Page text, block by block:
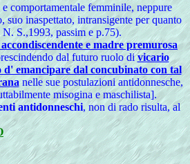
comportamentale femminile, neppure
inaspettato, intransigente per quanto
S.,1993, passim e p.75).
accondiscendente e madre premurosa
dal futuro ruolo divicario
emancipare dal concubinato con tal
nelle sue postulazioni antidonnesche,
misogina e maschilista].
antidonneschi, non di rado risulta, al